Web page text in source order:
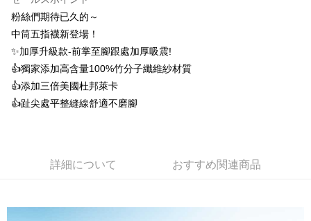
【支払い方法の説明】
1. 分割払いの金額は電信請求書に統合されず、「OP Pay Later」は毎月の
締め日後に支払いリマインダーのSMSを送信します。
2. SMSのリンクを通じて請求書を開いた後、「コンビニバーコード／台湾
大直営店舗／銀行振込／街口支払い／iPASS MONEY」などのチャネルで
支払いを選択できます。
って提供され、ユーザーが取引時に本サービスを通じて商品やサービスを
購入できるようにし、店舗が売買／分割払い売買の債権を当社に譲渡した
情報（名前、電話または住所を含む）を台湾大哥大に提供し、収集、処理
の場合は、AFTEE アプリプッシュ通知が届きます。
5.商品受け取り時のお支払いは不要です。商品を確かめてから、SMSまた
はアプリの通知に従って、4大コンビニ、またはATM/オンラインバンキン
グでお支払いください。
代金納付期限は最短で 14 日以内ですので、ご注意ください。AFTEE アプ
リをダウンロードして AFTEE 会員になるとお支払い期限を最長 45 日以内
まで延長できます。
わらず、AFTEEで指定された期限内にお支払いください。
付款後全家取貨
7-11取貨付款
配送毎にNT$100、NT$1,000以上で送料無料
粉絲們期待已久的～
中筒五指襪新登場！
✨加厚升級款-前掌至腳跟處加厚吸震!
👍️獨家添加高含量100%竹分子纖維紗材質
👍️添加三倍美國杜邦萊卡
👍️趾尖處平整縫線舒適不磨腳
詳細について おすすめ関連商品